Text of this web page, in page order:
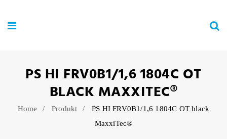
PS HI FRV0B1/1,6 1804C OT
BLACK MAXXITEC®
Home Produkt
PS HI FRV0B1/1,6 1804C OT black
MaxxiTec®